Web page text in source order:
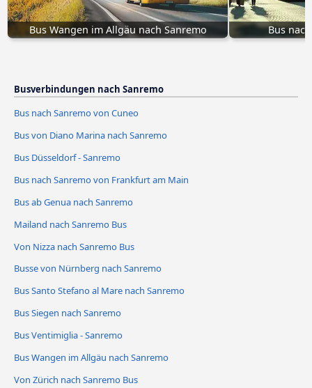
Bus Wangen im Allgäu nach Sanremo Bus
Busverbindungen nach Sanremo
Bus nach Sanremo von Cuneo
Bus von Diano Marina nach Sanremo
Bus Düsseldorf - Sanremo
Bus nach Sanremo von Frankfurt am Main
Bus ab Genua nach Sanremo
Mailand nach Sanremo Bus
Von Nizza nach Sanremo Bus
Busse von Nürnberg nach Sanremo
Bus Santo Stefano al Mare nach Sanremo
Bus Siegen nach Sanremo
Bus Ventimiglia - Sanremo
Bus Wangen im Allgäu nach Sanremo
Von Zürich nach Sanremo Bus